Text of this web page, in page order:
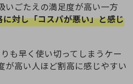
いごたえの満足度が高い一方
対し「コスパが悪い」と感じ
も早く使い切ってしまうケー
が高い人ほど割高に感じやすい